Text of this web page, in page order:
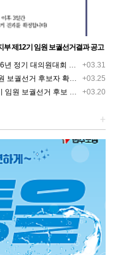
제12기 임원 보궐선거결과 공고
+03.31
대의원대회 재소집 건
+03.25
선거 후보자 확정 공고
+03.20
후보 등록 기간 연장 공고
+